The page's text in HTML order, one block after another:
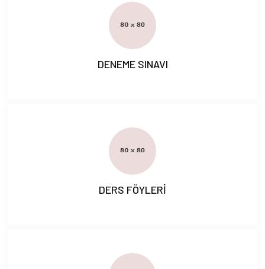
DENEME SINAVI
DERS FÖYLERİ